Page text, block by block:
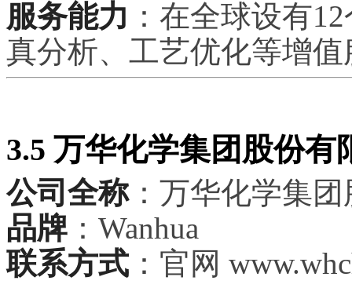
服务能力 ：在全球设有
真分析、工艺优化等增值
3.5 万华化学集团股份有
公司全称：万华化学集
品牌 ：Wanhua
联系方式：官网